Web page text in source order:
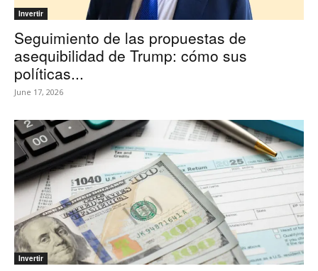
Invertir
Seguimiento de las propuestas de
asequibilidad de Trump: cómo sus
políticas...
June 17, 2026
Invertir